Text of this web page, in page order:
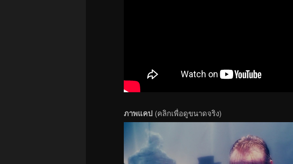
ภาพแคป (คลิกเพื่อดูขนาดจริง)